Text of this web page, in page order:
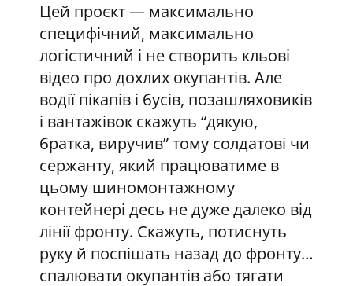
Цей проєкт — максимально
специфічний, максимально
логістичний і не створить кльові
відео про дохлих окупантів. Але
водії пікапів і бусів, позашляховиків
і вантажівок скажуть “дякую,
братка, виручив” тому солдатові чи
сержанту, який працюватиме в
цьому шиномонтажному
контейнері десь не дуже далеко від
лінії фронту. Скажуть, потиснуть
руку й поспішать назад до фронту…
спалювати окупантів або тягати